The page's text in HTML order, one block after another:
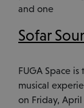
and one
Sofar
FUGA Space
musical
on Friday,